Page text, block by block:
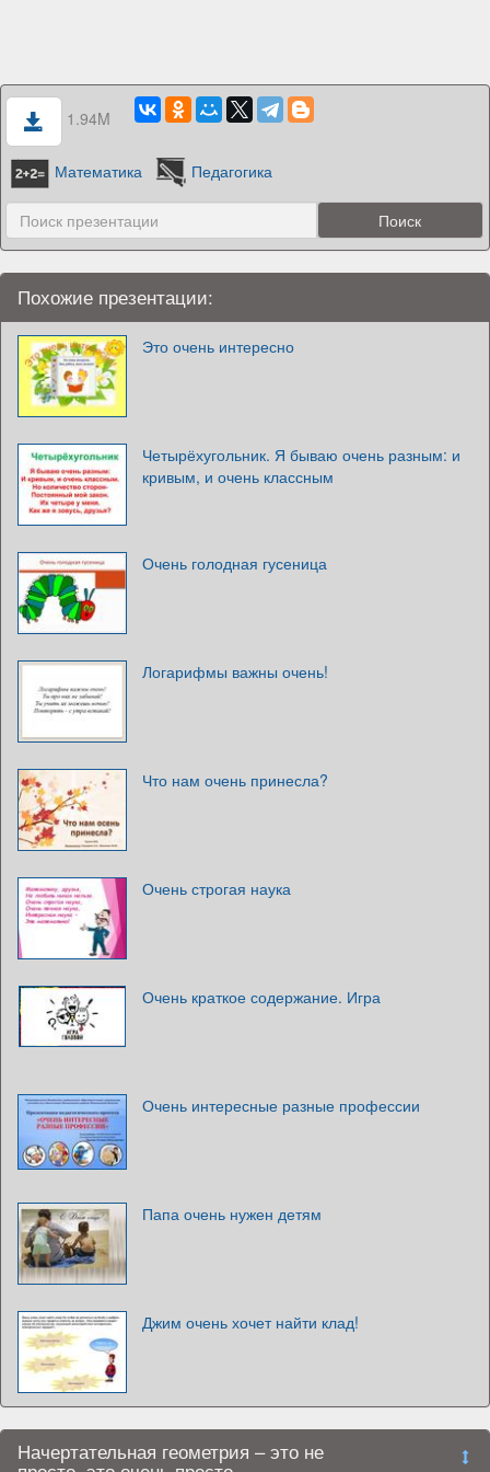
1.94M
Математика Педагогика
Похожие презентации:
Это очень интересно
Четырёхугольник. Я бываю очень разным: и
кривым, и очень классным
Очень голодная гусеница
Логарифмы важны очень!
Что нам очень принесла?
Очень строгая наука
Очень краткое содержание. Игра
Очень интересные разные профессии
Папа очень нужен детям
Джим очень хочет найти клад!
Начертательная геометрия – это не